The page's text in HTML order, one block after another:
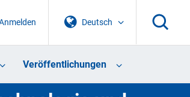
Deutsch
Veröffentlichungen